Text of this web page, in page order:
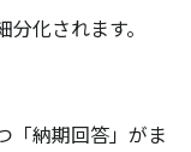
化されます。
「納期回答」がま